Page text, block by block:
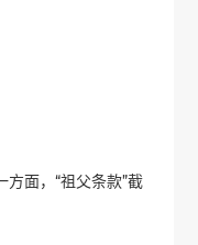
面，“祖父条款”截